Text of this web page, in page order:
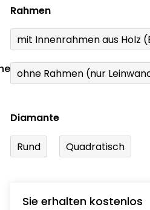
Rahmen
mit Innenrahmen aus Holz
ohne Rahmen (nur
Diamante
Rund Quadratisch
Sie erhalten kostenlos